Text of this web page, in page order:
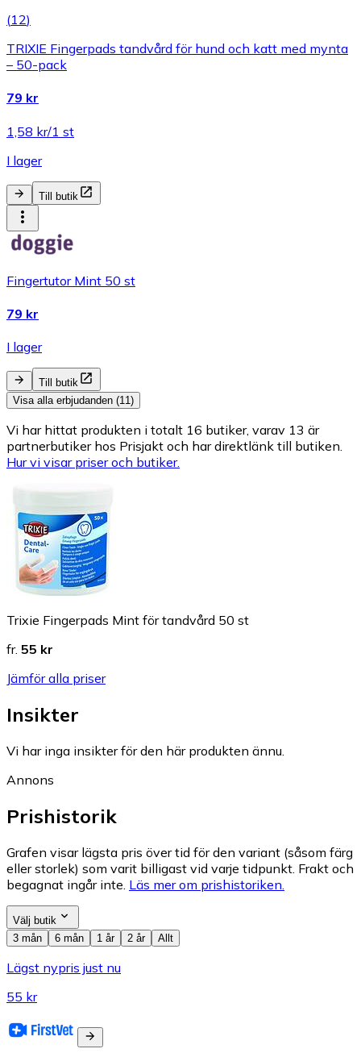
(12)
TRIXIE Fingerpads tandvård för hund och katt med mynta
– 50-pack
79 kr
1,58 kr/1 st
I lager
Till butik
Fingertutor Mint 50 st
79 kr
I lager
Till butik
Visa alla erbjudanden (11)
Vi har hittat produkten i totalt 16 butiker, varav 13 är
partnerbutiker hos Prisjakt och har direktlänk till butiken.
Hur vi visar priser och butiker.
Trixie Fingerpads Mint för tandvård 50 st
fr. 55 kr
Jämför alla priser
Insikter
Vi har inga insikter för den här produkten ännu.
Annons
Prishistorik
Grafen visar lägsta pris över tid för den variant (såsom färg
eller storlek) som varit billigast vid varje tidpunkt. Frakt och
begagnat ingår inte. Läs mer om prishistoriken.
Välj butik
3 mån
6 mån 1 år 2 år Allt
Lägst nypris just nu
55 kr